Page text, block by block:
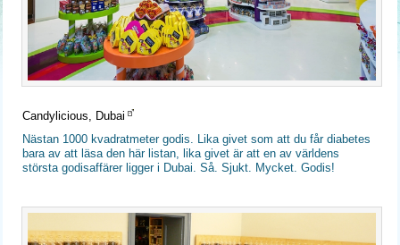
Candylicious, Dubai
Nästan 1000 kvadratmeter godis. Lika givet som att du får diabetes
bara av att läsa den här listan, lika givet är att en av världens
största godisaffärer ligger i Dubai. Så. Sjukt. Mycket. Godis!